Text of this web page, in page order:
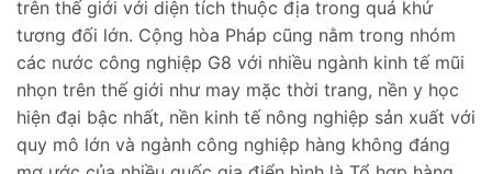
trên thế giới với diện tích thuộc địa trong quá khứ
tương đối lớn. Cộng hòa Pháp cũng nằm trong nhóm
các nước công nghiệp G8 với nhiều ngành kinh tế mũi
nhọn trên thế giới như may mặc thời trang, nền y học
hiện đại bậc nhất, nền kinh tế nông nghiệp sản xuất với
quy mô lớn và ngành công nghiệp hàng không đáng